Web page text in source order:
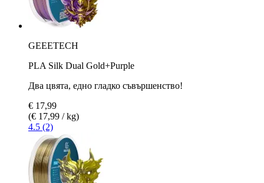
GEEETECH
PLA Silk Dual Gold+Purple
Два цвята, едно гладко съвършенство!
€ 17,99
(€ 17,99 / kg)
4.5 (2)